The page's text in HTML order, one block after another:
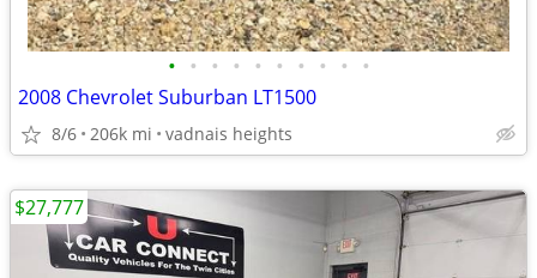
• • • • • • • • • •
2008 Chevrolet Suburban LT1500
8/6 206k mi vadnais heights
$27,777